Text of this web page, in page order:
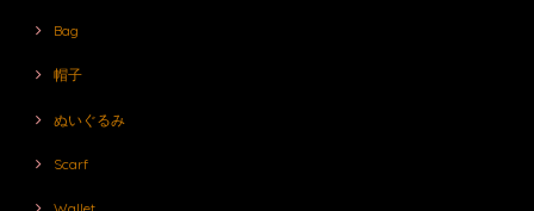
Bag
帽子
ぬいぐるみ
Scarf